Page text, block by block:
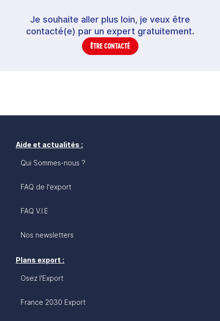
Je souhaite aller plus loin, je veux être
contacté(e) par un expert gratuitement.
ÊTRE CONTACTÉ
Aide et actualités :
Qui Sommes-nous ?
FAQ de l'export
FAQ V.I.E
Nos newsletters
Plans export :
Osez l'Export
France 2030 Export